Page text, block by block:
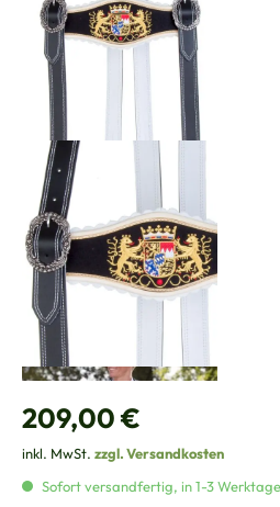
Regulärer Preis:
209,00 €
inkl. MwSt. zzgl. Versandkosten
Sofort versandfertig, in 1-3